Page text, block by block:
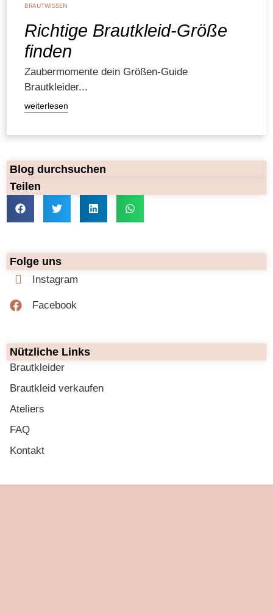
BRAUTWISSEN
Richtige Brautkleid-Größe
finden
Zaubermomente dein Größen-Guide
Brautkleider...
weiterlesen
Blog durchsuchen
Teilen
Folge uns
Instagram
Facebook
Nützliche Links
Brautkleider
Brautkleid verkaufen
Ateliers
FAQ
Kontakt